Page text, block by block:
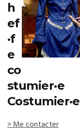
h
ef
·f
e
co
stumier·e
Costumier·e
> Me contacter